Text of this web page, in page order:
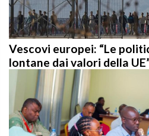
Vescovi europei: “Le
lontane dai valori della